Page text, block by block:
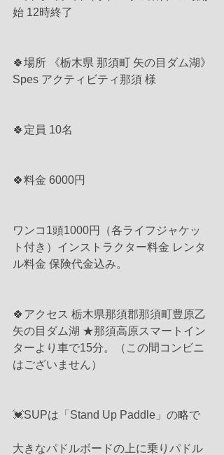
始 12時終了
🍀場所 《栃木県 那須町 矢の目ダム湖》
Spes アクティビティ那須 様
🍀定員 10名
🍀料金 6000円
ワンコ1頭1000円（各ライフジャケッ
ト付き）インストラクター料金 レンタ
ル料金 保険代金込み。
🍀アクセス 栃木県那須郡那須町豊原乙
矢の目ダム湖 ★那須高原スマートイン
ターより車で15分。（この間コンビニ
はございません）
💓SUPは「Stand Up Paddle」の略で
大きなパドルボードの上に乗りパドル